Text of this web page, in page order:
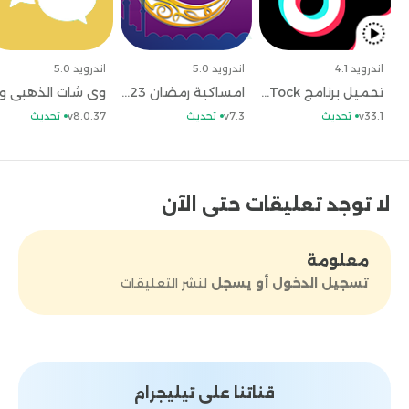
samsung global goals نشر الأمن والمساواة والخير
والتعاون في الأرض كلها. وبذلك لن يوجد أي مشاكل
بعد ذلك تدعى إلى الشر والحروب وبالتالي سيعم الخير
في جميع أنحاء العالم.
لا يتطلب تحميل تطبيق
samsung global goals دفع أي رسوم مالية إطلاقا
فهو تطبيق مجاني. ولا يوجد منه نسخ مدفوعة
بشكل متكرر. وبالتالي ستحصل على تجربة استخدام أكثر
من رائعة، فلا تفوت عليك تلك الفرصة يا صديقي.
الاسئلة الشائعة حول تحميل برنامج سامسونج
samsung global goals
سامسونج بدون وجود أي أضرار على الهاتف؟
متجر بلاي يفرض عليك أي رسوم؟– الإجابة هي لا حيث
تحميل برنامج TickTock وتحديث تنزيل تطبيق TickTock مجاناً
اندرويد 4.1
v33.1 تحديث
امساكية رمضان 2023 وتحديث تحميل امساكية رمضان المبارك مجاناً
اندرويد 5.0
v7.3 تحديث
اندرويد 5.0
v8.0.37 تحديث
لا توجد تعليقات حتى الآن
معلومة
تسجيل الدخول أو يسجل لنشر التعليقات
قناتنا على تيليجرام